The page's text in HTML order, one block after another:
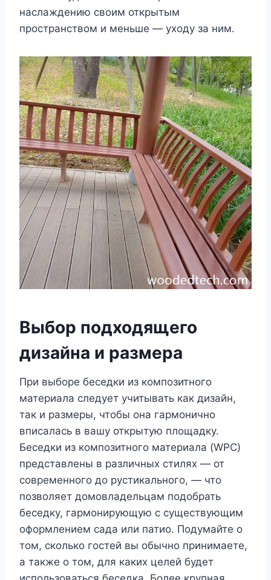
наслаждению своим открытым
пространством и меньше — уходу за ним.
Выбор подходящего
дизайна и размера
При выборе беседки из композитного
материала следует учитывать как дизайн,
так и размеры, чтобы она гармонично
вписалась в вашу открытую площадку.
Беседки из композитного материала (WPC)
представлены в различных стилях — от
современного до рустикального, — что
позволяет домовладельцам подобрать
беседку, гармонирующую с существующим
оформлением сада или патио. Подумайте о
том, сколько гостей вы обычно принимаете,
а также о том, для каких целей будет